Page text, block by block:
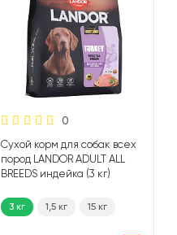
0
Сухой корм для собак всех
пород LANDOR ADULT ALL
BREEDS индейка (3 кг)
3 кг 1,5 кг 15 кг